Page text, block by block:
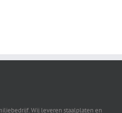
Wij leveren staalplaten en